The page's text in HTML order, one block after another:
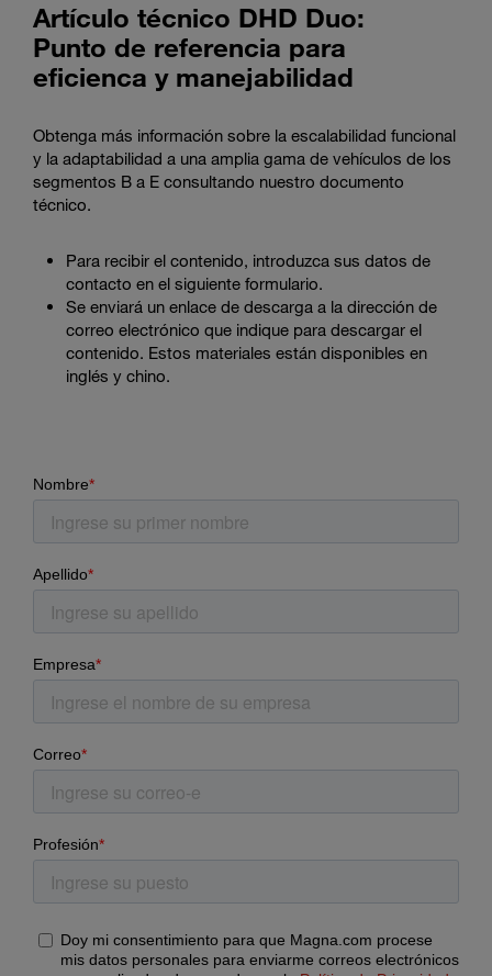
Artículo técnico DHD Duo:
Punto de referencia para
eficienca y manejabilidad
Obtenga más información sobre la escalabilidad funcional
y la adaptabilidad a una amplia gama de vehículos de los
segmentos B a E consultando nuestro documento
técnico.
Para recibir el contenido, introduzca sus datos de
contacto en el siguiente formulario.
Se enviará un enlace de descarga a la dirección de
correo electrónico que indique para descargar el
contenido. Estos materiales están disponibles en
inglés y chino.